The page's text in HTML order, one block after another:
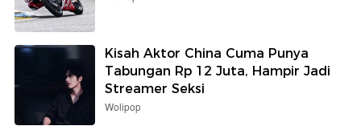
Kisah Aktor China Cuma Punya
Tabungan Rp 12 Juta, Hampir Jadi
Streamer Seksi
Wolipop